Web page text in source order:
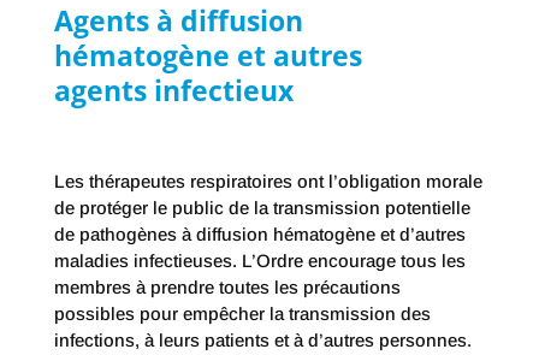
Agents à diffusion
hématogène et autres
agents infectieux
Les thérapeutes respiratoires ont l’obligation morale
de protéger le public de la transmission potentielle
de pathogènes à diffusion hématogène et d’autres
maladies infectieuses. L’Ordre encourage tous les
membres à prendre toutes les précautions
possibles pour empêcher la transmission des
infections, à leurs patients et à d’autres personnes.